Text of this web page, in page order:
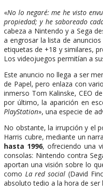
«No lo negaré: me he visto
propiedad; y he saboreado
cabeza a Nintendo y a Sega
a engrosar la lista de
etiquetas de +18 y similares,
Los videojuegos permitían a
Este anuncio no llega a ser
de Papel, pero enlaza con
inmerso Tom Kalinske, CEO
por último, la aparición en
PlayStation», una especie de
No obstante, la irrupción y el
Harris cubre, mediante un
hasta 1996, ofreciendo una
consolas: Nintendo contra
aportan una visión sobre lo
como La red social (David
absoluto tedio a la hora de ser